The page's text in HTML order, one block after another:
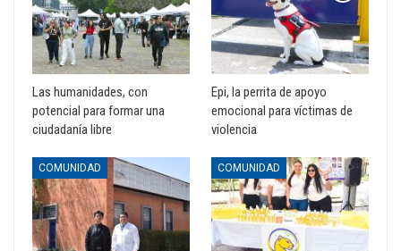
Las humanidades, con
potencial para formar una
ciudadanía libre
Epi, la perrita de apoyo
emocional para víctimas de
violencia
COMUNIDAD COMUNIDAD